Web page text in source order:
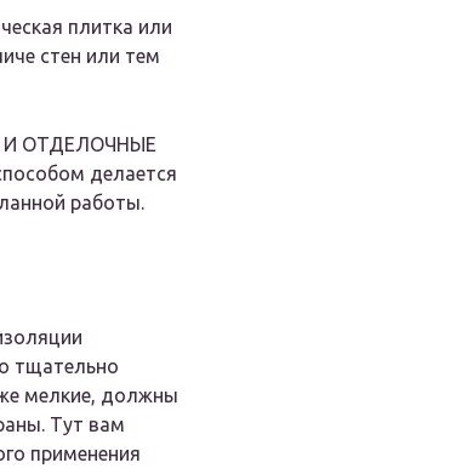
плитка или
стен или тем
И ОТДЕЛОЧНЫЕ
делается
работы.
тщательно
мелкие, должны
Тут вам
применения